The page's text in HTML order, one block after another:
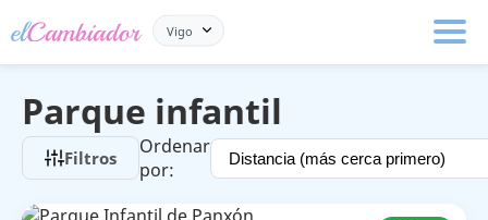
Vigo
Parque infantil
Filtros
Ordenar
por: